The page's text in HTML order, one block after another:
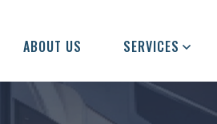
ABOUT US SERVICES